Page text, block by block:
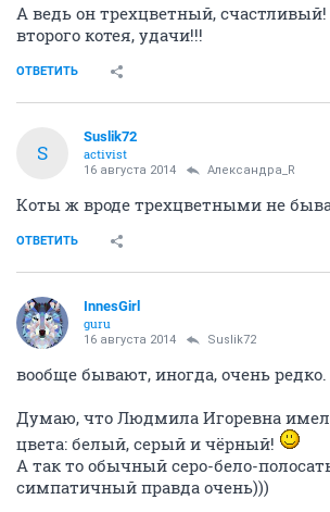
А ведь он трехцветный,
второго котея, удачи!!!
ОТВЕТИТЬ
S
Suslik72
activist
16 августа 2014 Александра_R
Коты ж вроде трехцветными не
ОТВЕТИТЬ
InnesGirl
guru
16 августа 2014 Suslik72
вообще бывают, иногда, очень редко.
Думаю, что Людмила Игоревна
цвета: белый, серый и чёрный!
А так то обычный серо-бело-
симпатичный правда очень)))